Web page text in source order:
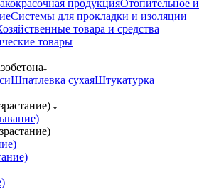
продукцияОтопительное и
Системы для прокладки и изоляции
товара и средства
товары
Шпатлевка сухаяШтукатурка